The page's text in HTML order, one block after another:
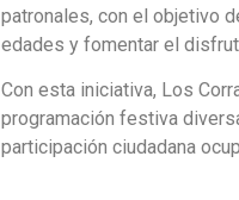
patronales, con el objetivo
edades y fomentar el
Con esta iniciativa, Los
programación festiva
participación ciudadana